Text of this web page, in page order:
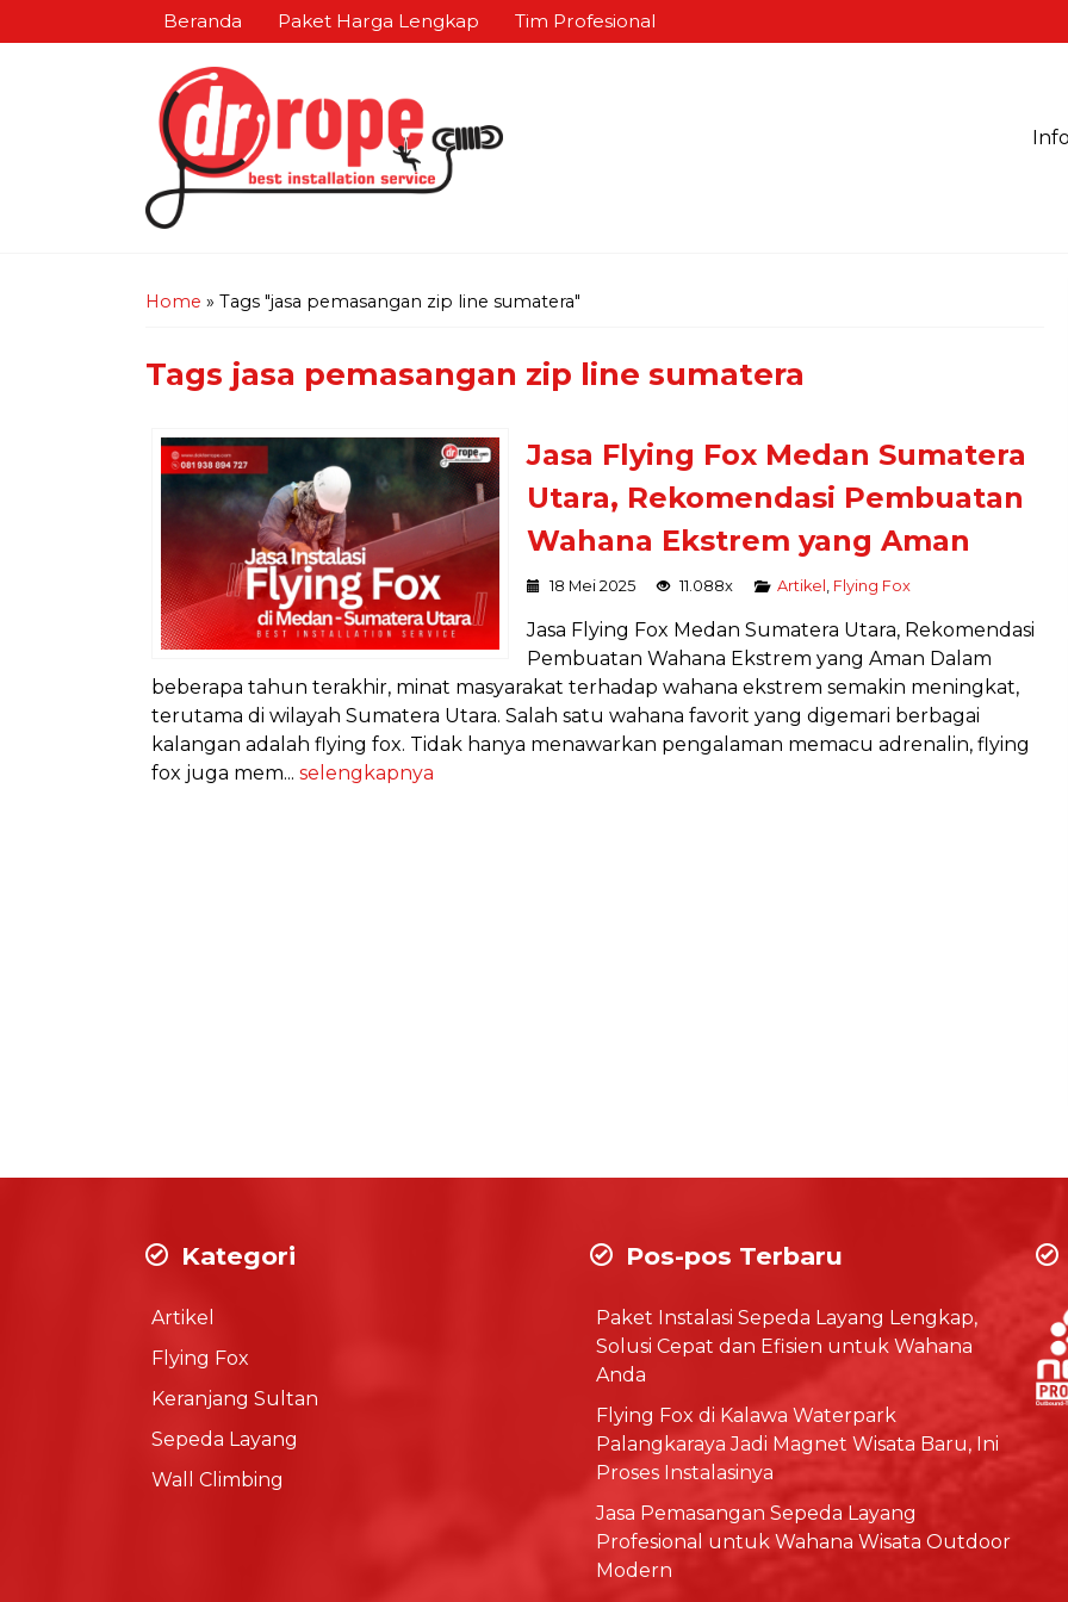
Beranda Paket Harga Lengkap Tim Profesional
Home » Tags "jasa pemasangan zip line sumatera"
Tags jasa pemasangan zip line sumatera
Jasa Flying Fox Medan Sumatera
Utara, Rekomendasi Pembuatan
Wahana Ekstrem yang Aman
18 Mei 2025 11.088x Artikel Flying Fox
Jasa Flying Fox Medan Sumatera Utara, Rekomendasi
Pembuatan Wahana Ekstrem yang Aman Dalam
beberapa tahun terakhir, minat masyarakat terhadap wahana ekstrem semakin meningkat,
terutama di wilayah Sumatera Utara. Salah satu wahana favorit yang digemari berbagai
kalangan adalah flying fox. Tidak hanya menawarkan pengalaman memacu adrenalin, flying
fox juga mem... selengkapnya
Kategori
Artikel
Flying Fox
Keranjang Sultan
Sepeda Layang
Wall Climbing
Pos-pos Terbaru
Paket Instalasi Sepeda Layang Lengkap,
Solusi Cepat dan Efisien untuk Wahana
Anda
Flying Fox di Kalawa Waterpark
Palangkaraya Jadi Magnet Wisata Baru, Ini
Proses Instalasinya
Jasa Pemasangan Sepeda Layang
Profesional untuk Wahana Wisata Outdoor
Modern